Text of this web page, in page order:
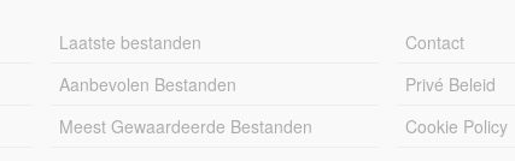
Laatste bestanden
Aanbevolen Bestanden
Meest Gewaardeerde Bestanden
Contact
Privé Beleid
Cookie Policy